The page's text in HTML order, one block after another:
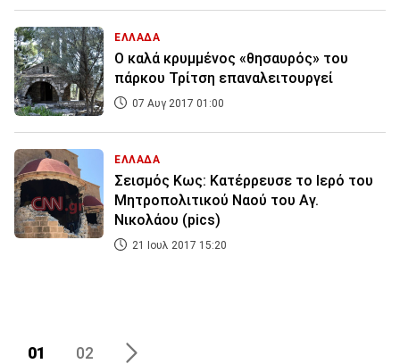
ΕΛΛΑΔΑ
Ο καλά κρυμμένος «θησαυρός» του
πάρκου Τρίτση επαναλειτουργεί
07 Αυγ 2017 01:00
ΕΛΛΑΔΑ
Σεισμός Κως: Κατέρρευσε το Ιερό του
Μητροπολιτικού Ναού του Αγ.
Νικολάου (pics)
21 Ιουλ 2017 15:20
01 02